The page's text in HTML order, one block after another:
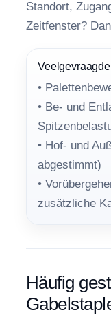
Standort,
Zeitfenster?
•
• Be- und
• Hof- und
abgestimmt)
•
zusätzliche
Häufig